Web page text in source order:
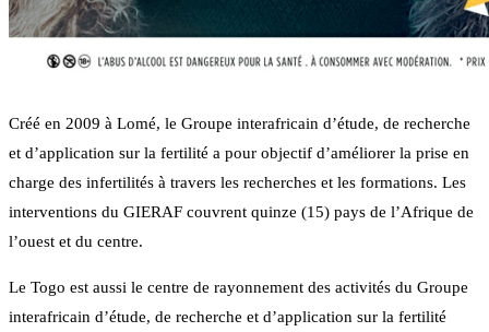
Créé en 2009 à Lomé, le Groupe interafricain d’étude, de recherche
et d’application sur la fertilité a pour objectif d’améliorer la prise en
charge des infertilités à travers les recherches et les formations. Les
interventions du GIERAF couvrent quinze (15) pays de l’Afrique de
l’ouest et du centre.
Le Togo est aussi le centre de rayonnement des activités du Groupe
interafricain d’étude, de recherche et d’application sur la fertilité